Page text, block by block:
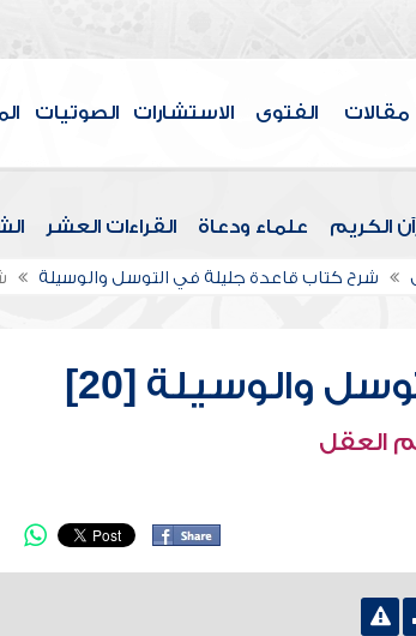
مقالات الفتوى الاستشارات الصوتيات
الكريم علماء ودعاة القراءات العشر
شرح كتاب قاعدة جليلة في التوسل والوسيلة
والوسيلة [20]
العقل